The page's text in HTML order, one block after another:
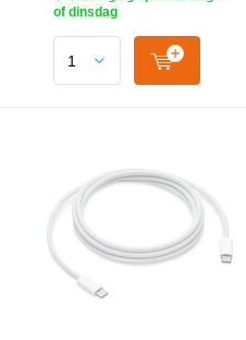
of dinsdag